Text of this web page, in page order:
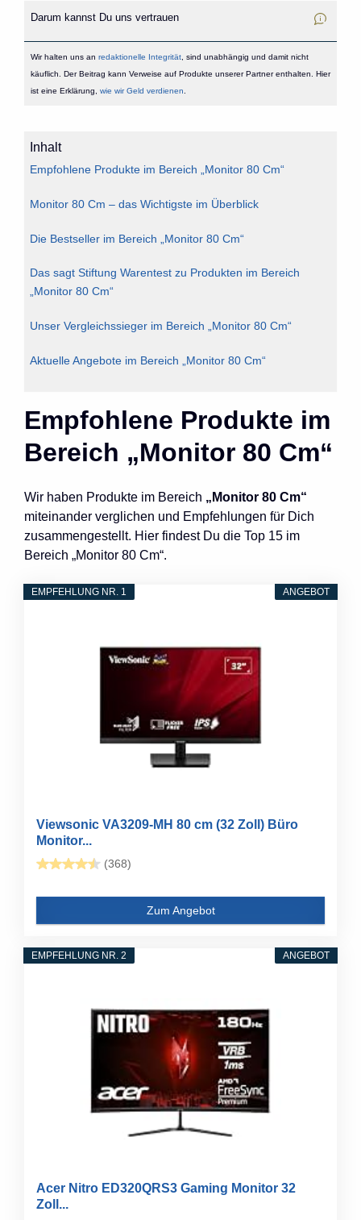
Darum kannst Du uns vertrauen
Wir halten uns an redaktionelle Integrität, sind unabhängig und damit nicht
käuflich. Der Beitrag kann Verweise auf Produkte unserer Partner enthalten. Hier
ist eine Erklärung, wie wir Geld verdienen
Inhalt
Empfohlene Produkte im Bereich „Monitor 80 Cm“
Monitor 80 Cm – das Wichtigste im Überblick
Die Bestseller im Bereich „Monitor 80 Cm“
Das sagt Stiftung Warentest zu Produkten im Bereich
„Monitor 80 Cm“
Unser Vergleichssieger im Bereich „Monitor 80 Cm“
Aktuelle Angebote im Bereich „Monitor 80 Cm“
Empfohlene Produkte im
Bereich „Monitor 80 Cm“
Wir haben Produkte im Bereich „Monitor 80 Cm“
miteinander verglichen und Empfehlungen für Dich
zusammengestellt. Hier findest Du die Top 15 im
Bereich „Monitor 80 Cm“.
ANGEBOT
EMPFEHLUNG NR. 1
Viewsonic VA3209-MH 80 cm (32 Zoll) Büro
Monitor...
(368)
Zum Angebot
ANGEBOT
EMPFEHLUNG NR. 2
Acer Nitro ED320QRS3 Gaming Monitor 32
Zoll...